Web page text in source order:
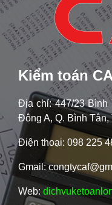
Kiểm toán
Địa chỉ: 447/23 Bình
Đông A, Q. Bình Tân,
Điện thoại: 098 225
Gmail:
Web: